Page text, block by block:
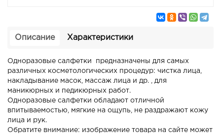
Описание Характеристики
Одноразовые салфетки предназначены для самых
различных косметологических процедур: чистка лица,
накладывание масок, массаж лица и др. , для
маникюрных и педикюрных работ.
Одноразовые салфетки обладают отличной
впитываемостью, мягкие на ощупь, не раздражают кожу
лица и рук.
Обратите внимание: изображение товара на сайте может